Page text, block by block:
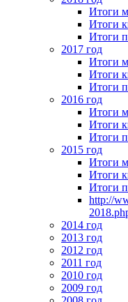
Итоги
Итоги
Итоги
2017 год
Итоги
Итоги
Итоги
2016 год
Итоги
Итоги
Итоги
2015 год
Итоги
Итоги
Итоги
http://
2014 год
2013 год
2012 год
2011 год
2010 год
2009 год